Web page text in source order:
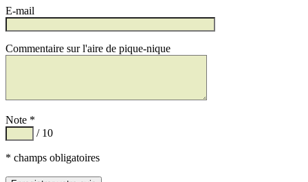
E-mail
Commentaire sur l'aire de pique-nique
Note *
/ 10
* champs obligatoires